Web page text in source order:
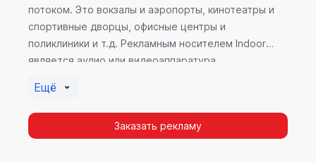
потоком. Это вокзалы и аэропорты, кинотеатры и
спортивные дворцы, офисные центры и
поликлиники и т.д. Рекламным носителем Indoor
является аудио или видеоаппаратура,
эффективность приносит такой вид рекламы в
местах продаж, поскольку воздействие на
покупателя в момент выбора товара наиболее
Ещё
Заказать рекламу